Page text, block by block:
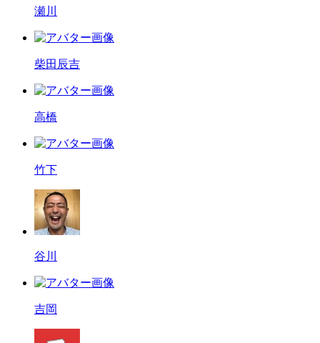
瀬川
柴田辰吉
高橋
竹下
谷川
吉岡